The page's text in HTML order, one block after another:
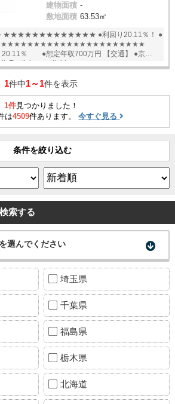
建物面積 -
敷地面積 63.53㎡
●利回り20.11％！ ●
押上線「八広」駅徒歩7分 English available
1件中1～1件を表示
1件見つかりました！
は4509件あります。今すぐ見る
条件を絞り込む
索する
選んでください
埼玉県
千葉県
福島県
栃木県
北海道